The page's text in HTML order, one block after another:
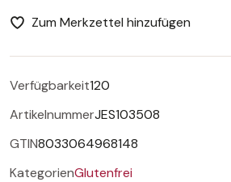
Zum Merkzettel hinzufügen
Verfügbarkeit120
ArtikelnummerJES103508
GTIN8033064968148
KategorienGlutenfrei